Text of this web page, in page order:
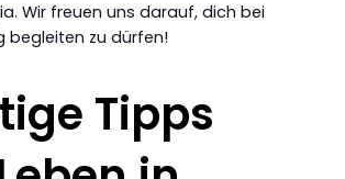
Wir freuen uns darauf, dich bei
begleiten zu dürfen!
Tipps